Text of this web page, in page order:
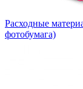
Расходные
фотобумага)